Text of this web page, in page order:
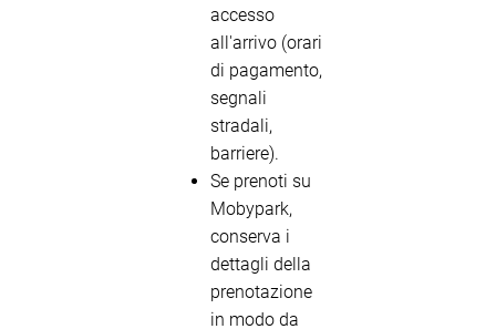
accesso
all'arrivo (orari
di pagamento,
segnali
stradali,
barriere).
Se prenoti su
Mobypark,
conserva i
dettagli della
prenotazione
in modo da